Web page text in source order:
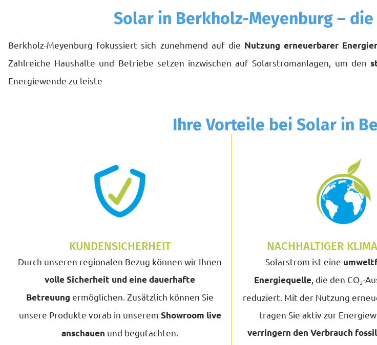
Solar in Berkholz-Meyenburg –
Berkholz-Meyenburg fokussiert sich zunehmend auf die Nutzung erneuerbarer
Zahlreiche Haushalte und Betriebe setzen inzwischen auf Solarstromanlagen, um den
Energiewende zu leiste
Ihre Vorteile bei Solar in
KUNDENSICHERHEIT
Durch unseren regionalen Bezug können wir Ihnen
volle Sicherheit und eine dauerhafte
Betreuungermöglichen. Zusätzlich können Sie
unsere Produkte vorab in unserem Showroom live
anschauen und begutachten.
NACHHALTIGER
Solarstrom ist eine
Energiequelle , die den CO₂-
reduziert. Mit der Nutzung
tragen Sie aktiv zur
verringern den Verbrauch